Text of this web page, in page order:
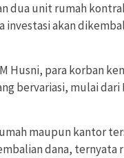
dua unit rumah
investasi akan
Husni, para korban
bervariasi, mulai dari
maupun kantor
dana, ternyata